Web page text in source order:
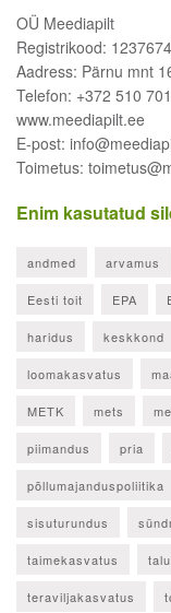
OÜ Meediapilt
Registrikood:
Aadress: Pärnu mnt
Telefon: +372 510
www.meediapilt.ee
E-post:
Toimetus:
Enim kasutatud
andmed arvamus
Eesti toit EPA
haridus keskkond
loomakasvatus
METK mets
piimandus pria
põllumajanduspoliitika
sisuturundus
taimekasvatus
teraviljakasvatus